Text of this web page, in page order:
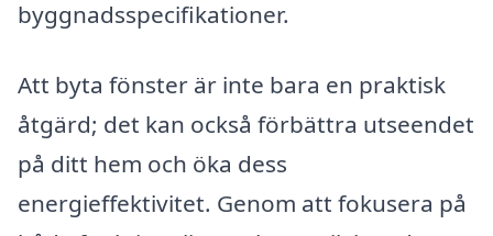
byggnadsspecifikationer.
Att byta fönster är inte bara en praktisk
åtgärd; det kan också förbättra utseendet
på ditt hem och öka dess
energieffektivitet. Genom att fokusera på